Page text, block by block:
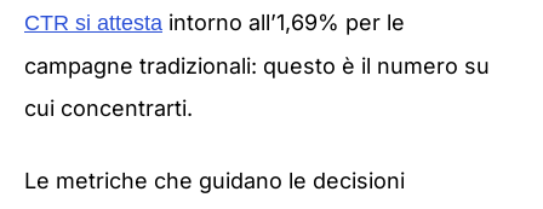
CTR si attesta intorno all’1,69% per le
campagne tradizionali: questo è il numero su
cui concentrarti.
Le metriche che guidano le decisioni